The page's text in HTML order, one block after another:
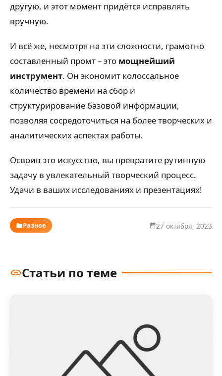
другую, и этот момент придётся исправлять
вручную.
И всё же, несмотря на эти сложности, грамотно
составленный промт – это мощнейший
инструмент. Он экономит колоссальное
количество времени на сбор и
структурирование базовой информации,
позволяя сосредоточиться на более творческих и
аналитических аспектах работы.
Освоив это искусство, вы превратите рутинную
задачу в увлекательный творческий процесс.
Удачи в ваших исследованиях и презентациях!
Разное 27 октября, 2023
Статьи по теме